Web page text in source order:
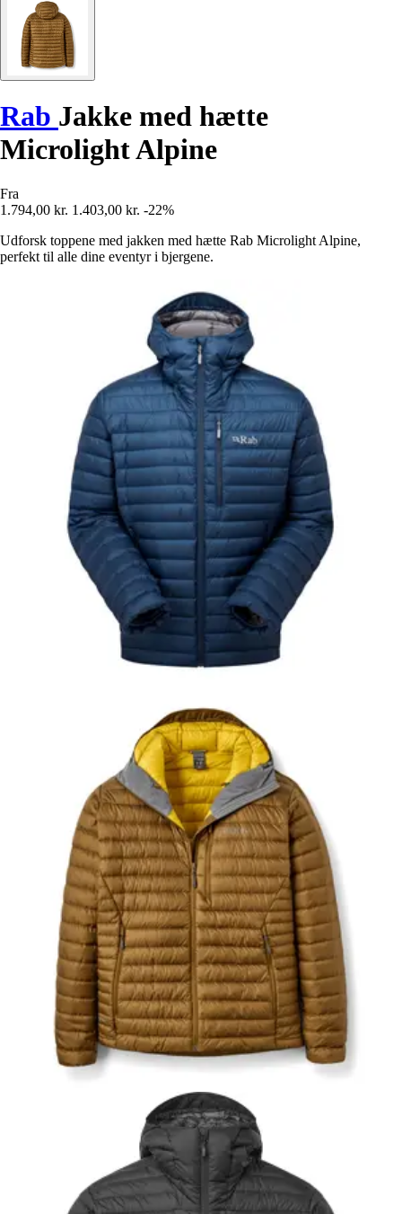
Rab Jakke med hætte
Microlight Alpine
Fra
1.794,00 kr. 1.403,00 kr. -22%
Udforsk toppene med jakken med hætte Rab Microlight Alpine,
perfekt til alle dine eventyr i bjergene.